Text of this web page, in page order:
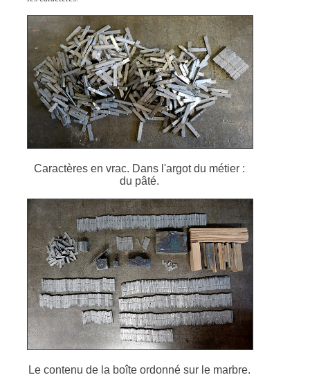
Caractères en vrac. Dans l'argot du métier :
du pâté.
Le contenu de la boîte ordonné sur le marbre.